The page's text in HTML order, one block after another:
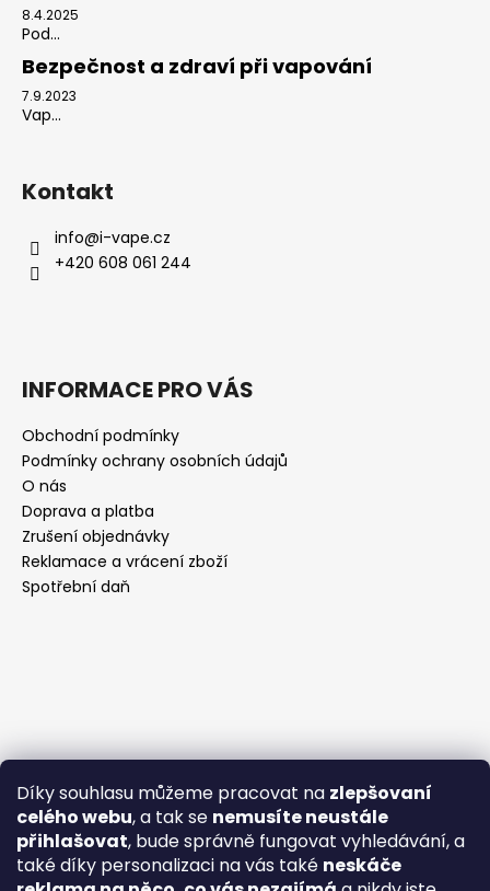
Díky souhlasu můžeme pracovat na zlepšovaní
celého webu, a tak se nemusíte neustále
přihlašovat, bude správně fungovat vyhledávání, a
také díky personalizaci na vás také neskáče
8.4.2025
Pod...
Bezpečnost a zdraví při vapování
7.9.2023
Vap...
Kontakt
info@i-vape.cz
+420 608 061 244
INFORMACE PRO VÁS
Obchodní podmínky
Podmínky ochrany osobních údajů
O nás
Doprava a platba
Zrušení objednávky
Reklamace a vrácení zboží
Spotřební daň